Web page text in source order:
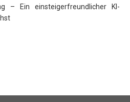
– Ein einsteigerfreundlicher KI-